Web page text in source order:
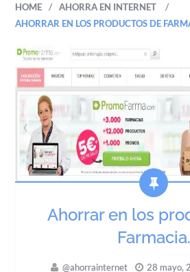
HOME / AHORRA EN INTERNET /
AHORRAR EN LOS PRODUCTOS DE
Ahorrar en los
Farmacia.
@ahorrainternet 28 mayo,